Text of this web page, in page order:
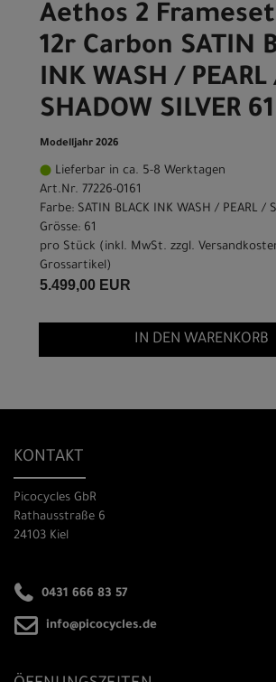
Aethos 2 Frameset
12r Carbon SATIN
INK WASH / PEARL
SHADOW SILVER 61
Modelljahr 2026
Lieferbar in ca. 5-8 Werktagen
Art.Nr. 77226-0161
Farbe: SATIN BLACK INK WASH / PEARL /
Grösse: 61
pro Stück (inkl. MwSt. zzgl.
Grossartikel )
5.499,00 EUR
IN DEN WARENKORB
KONTAKT
Picocycles GbR
Rathausstraße 6
24103 Kiel
0431 666 83 57
info@picocycles.de